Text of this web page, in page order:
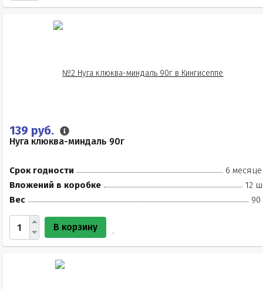
139 руб.
Нуга клюква-миндаль 90г
Срок годности
6
Вложений в коробке
12
Вес
90
В корзину